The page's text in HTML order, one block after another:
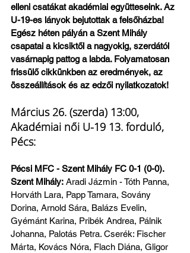
elleni csatákat akadémiai együtteseink. Az
U-19-es lányok bejutottak a felsőházba!
Egész héten pályán a Szent Mihály
csapatai a kicsiktől a nagyokig, szerdától
vasárnapig pattog a labda. Folyamatosan
frissülő cikkünkben az eredmények, az
összeállítások és az edzői nyilatkozatok!
Március 26. (szerda) 13:00,
Akadémiai női U-19 13. forduló,
Pécs:
Pécsi MFC - Szent Mihály FC 0-1 (0-0).
Szent Mihály: Aradi Jázmin - Tóth Panna,
Horváth Lara, Papp Tamara, Sovány
Dorina, Arnold Sára, Balázs Evelin,
Gyémánt Karina, Pribék Andrea, Pálnik
Johanna, Palotás Petra. Cserék: Fischer
Márta, Kovács Nóra, Flach Diána, Gligor